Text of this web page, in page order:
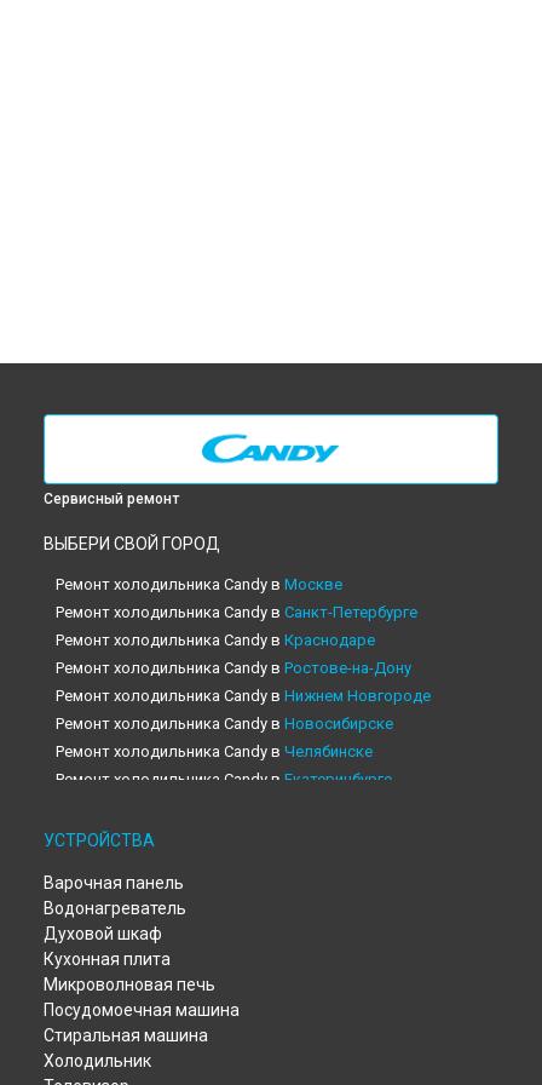
Сервисный ремонт
ВЫБЕРИ СВОЙ ГОРОД
Ремонт холодильника Candy в Москве
Ремонт холодильника Candy в Санкт-Петербурге
Ремонт холодильника Candy в Краснодаре
Ремонт холодильника Candy в Ростове-на-Дону
Ремонт холодильника Candy в Нижнем Новгороде
Ремонт холодильника Candy в Новосибирске
Ремонт холодильника Candy в Челябинске
Ремонт холодильника Candy в Екатеринбурге
Ремонт холодильника Candy в
Ремонт холодильника Candy в
Ремонт холодильника Candy в
Ремонт холодильника Candy в
Ремонт холодильника Candy в
Ремонт холодильника Candy в
Ремонт холодильника Candy в
Ремонт холодильника Candy в
УСТРОЙСТВА
Варочная панель
Водонагреватель
Духовой шкаф
Кухонная плита
Микроволновая печь
Посудомоечная машина
Стиральная машина
Холодильник